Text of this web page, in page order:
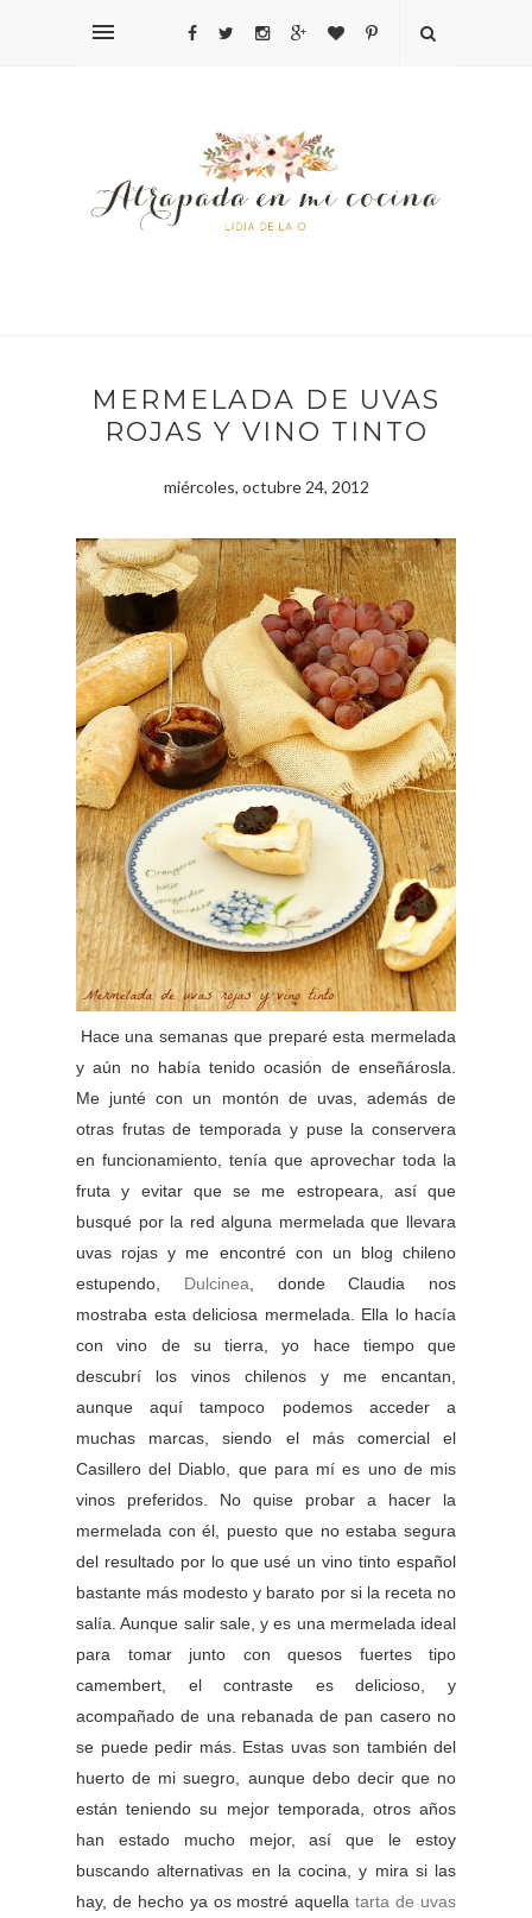
MERMELADA DE UVAS
ROJAS Y VINO TINTO
miércoles, octubre 24, 2012
Hace una semanas que preparé esta mermelada
y aún no había tenido ocasión de enseñárosla.
Me junté con un montón de uvas, además de
otras frutas de temporada y puse la conservera
en funcionamiento, tenía que aprovechar toda la
fruta y evitar que se me estropeara, así que
busqué por la red alguna mermelada que llevara
uvas rojas y me encontré con un blog chileno
estupendo, Dulcinea, donde Claudia nos
mostraba esta deliciosa mermelada. Ella lo hacía
con vino de su tierra, yo hace tiempo que
descubrí los vinos chilenos y me encantan,
aunque aquí tampoco podemos acceder a
muchas marcas, siendo el más comercial el
Casillero del Diablo, que para mí es uno de mis
vinos preferidos. No quise probar a hacer la
mermelada con él, puesto que no estaba segura
del resultado por lo que usé un vino tinto español
bastante más modesto y barato por si la receta no
salía. Aunque salir sale, y es una mermelada ideal
para tomar junto con quesos fuertes tipo
camembert, el contraste es delicioso, y
acompañado de una rebanada de pan casero no
se puede pedir más. Estas uvas son también del
huerto de mi suegro, aunque debo decir que no
están teniendo su mejor temporada, otros años
han estado mucho mejor, así que le estoy
buscando alternativas en la cocina, y mira si las
hay, de hecho ya os mostré aquellatarta de uvas